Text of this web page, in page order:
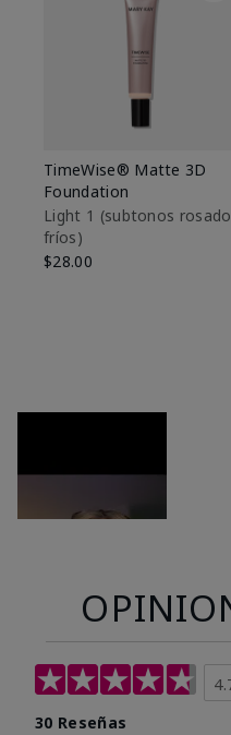
TimeWise® Matte 3D
Foundation
Light 1​ (subtonos
fríos)
$28.00
30 Reseñas